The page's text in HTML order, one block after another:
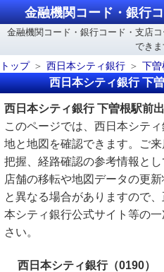
金融機関コード・銀行
金融機関コード・銀行コード・支店
できま
トップ
西日本シティ銀行 下曽
西日本シティ銀行 下
西日本シティ銀行 下曽根駅前
このページでは、西日本シテ
地と地図を確認できます。ご
把握、経路確認の参考情報とし
店舗の移転や地図データの更
と異なる場合がありますので
本シティ銀行公式サイト等の
さい。
西日本シティ銀行（0190）